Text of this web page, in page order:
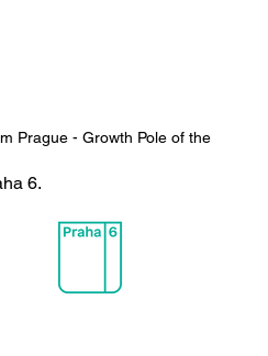
Prague - Growth Pole of the
6.